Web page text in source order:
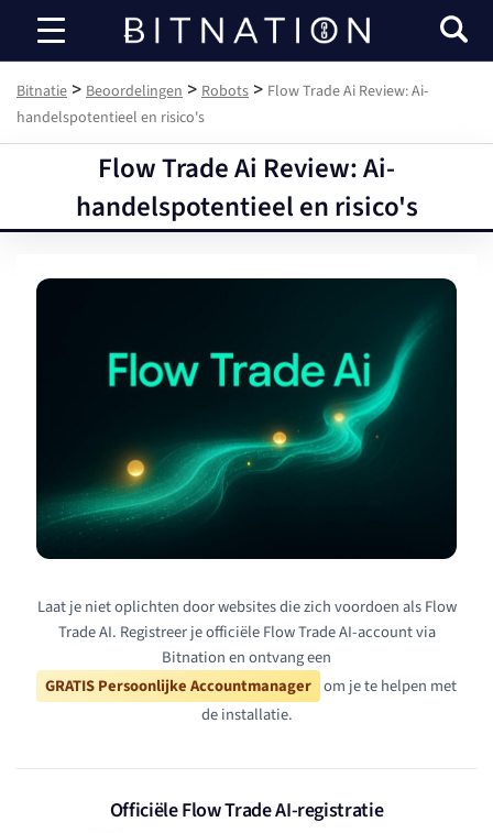
Bitnatie
Bitnatie > Beoordelingen > Robots > Flow Trade Ai Review: Ai-
handelspotentieel en risico's
Flow Trade Ai Review: Ai-
handelspotentieel en risico's
Laat je niet oplichten door websites die zich voordoen als Flow
Trade AI. Registreer je officiële Flow Trade AI-account via
Bitnation en ontvang een
GRATIS Persoonlijke Accountmanager om je te helpen met
de installatie.
Officiële Flow Trade AI-registratie